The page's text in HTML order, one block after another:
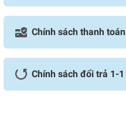
Chính sách thanh toán
Chính sách đổi trả 1-1